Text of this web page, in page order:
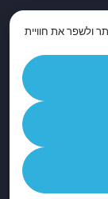
ולשפר את חוויית